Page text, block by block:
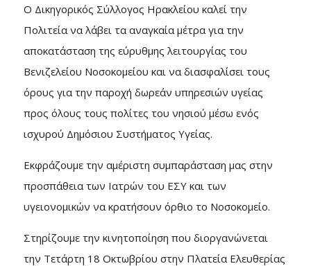
Ο Δικηγορικός Σύλλογος Ηρακλείου καλεί την
Πολιτεία να λάβει τα αναγκαία μέτρα για την
αποκατάσταση της εύρυθμης λειτουργίας του
Βενιζελείου Νοσοκομείου και να διασφαλίσει τους
όρους για την παροχή δωρεάν υπηρεσιών υγείας
προς όλους τους πολίτες του νησιού μέσω ενός
ισχυρού Δημόσιου Συστήματος Υγείας.
Εκφράζουμε την αμέριστη συμπαράσταση μας στην
προσπάθεια των Ιατρών του ΕΣΥ και των
υγειονομικών να κρατήσουν όρθιο το Νοσοκομείο.
Στηρίζουμε την κινητοποίηση που διοργανώνεται
την Τετάρτη 18 Οκτωβρίου στην Πλατεία Ελευθερίας